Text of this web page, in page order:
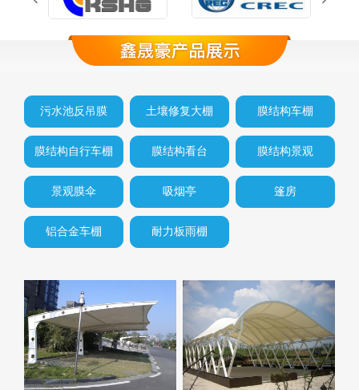
污水池反吊膜 土壤修复大棚 膜结构车棚
膜结构自行车棚 膜结构看台 膜结构景观
景观膜伞 吸烟亭 篷房
铝合金车棚 耐力板雨棚